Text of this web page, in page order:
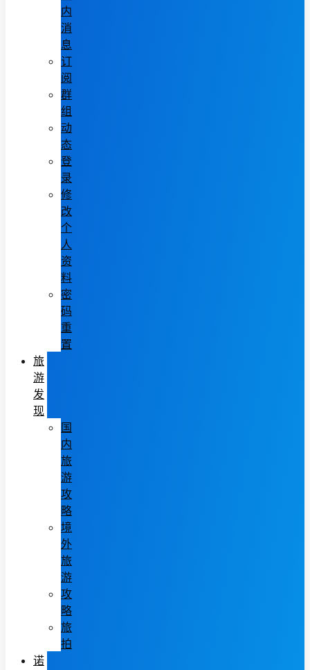
内
消
息
订
阅
群
组
动
态
登
录
修
改
个
人
资
料
密
码
重
置
旅
游
发
现
国
内
旅
游
攻
略
境
外
旅
游
攻
略
旅
拍
诺